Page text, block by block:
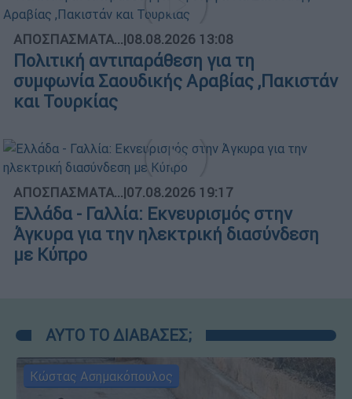
ΑΠΟΣΠΑΣΜΑΤΑ...|08.08.2026 13:08
Πολιτική αντιπαράθεση για τη
συμφωνία Σαουδικής Αραβίας ,Πακιστάν
και Τουρκίας
ΑΠΟΣΠΑΣΜΑΤΑ...|07.08.2026 19:17
Ελλάδα - Γαλλία: Εκνευρισμός στην
Άγκυρα για την ηλεκτρική διασύνδεση
με Κύπρο
ΑΥΤΟ ΤΟ ΔΙΑΒΑΣΕΣ;
Κώστας Ασημακόπουλος